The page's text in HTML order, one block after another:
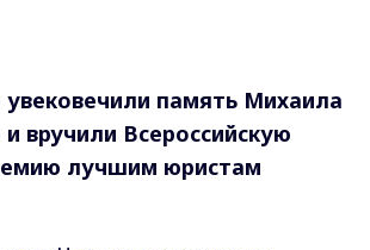
память Михаила
вручили Всероссийскую
лучшим юристам